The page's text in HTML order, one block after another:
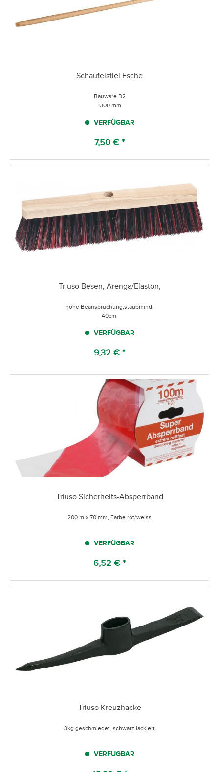
Schaufelstiel Esche
Bauware B2
1300 mm
VERFÜGBAR
7,50 € *
Triuso Besen, Arenga/Elaston,
hohe Beanspruchung,staubmind.
40cm,
VERFÜGBAR
9,32 € *
Triuso Sicherheits-Absperrband
200 m x 70 mm, Farbe rot/weiss
VERFÜGBAR
6,52 € *
Triuso Kreuzhacke
3kg geschmiedet, schwarz lackiert
VERFÜGBAR